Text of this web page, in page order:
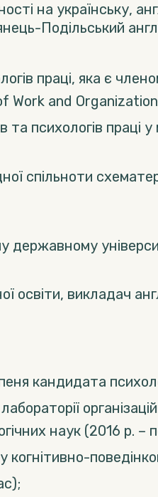
на українську,
Подільський
праці, яка є
Work and
та психологів праці
спільноти
державному
освіти, викладач
кандидата
наук (2016 р. –
когнітивно-